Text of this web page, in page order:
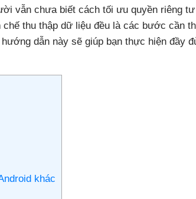
vẫn chưa biết cách tối ưu quyền riêng
thu thập dữ liệu đều là các bước cần
hướng dẫn này sẽ giúp bạn thực hiện đầy
khác